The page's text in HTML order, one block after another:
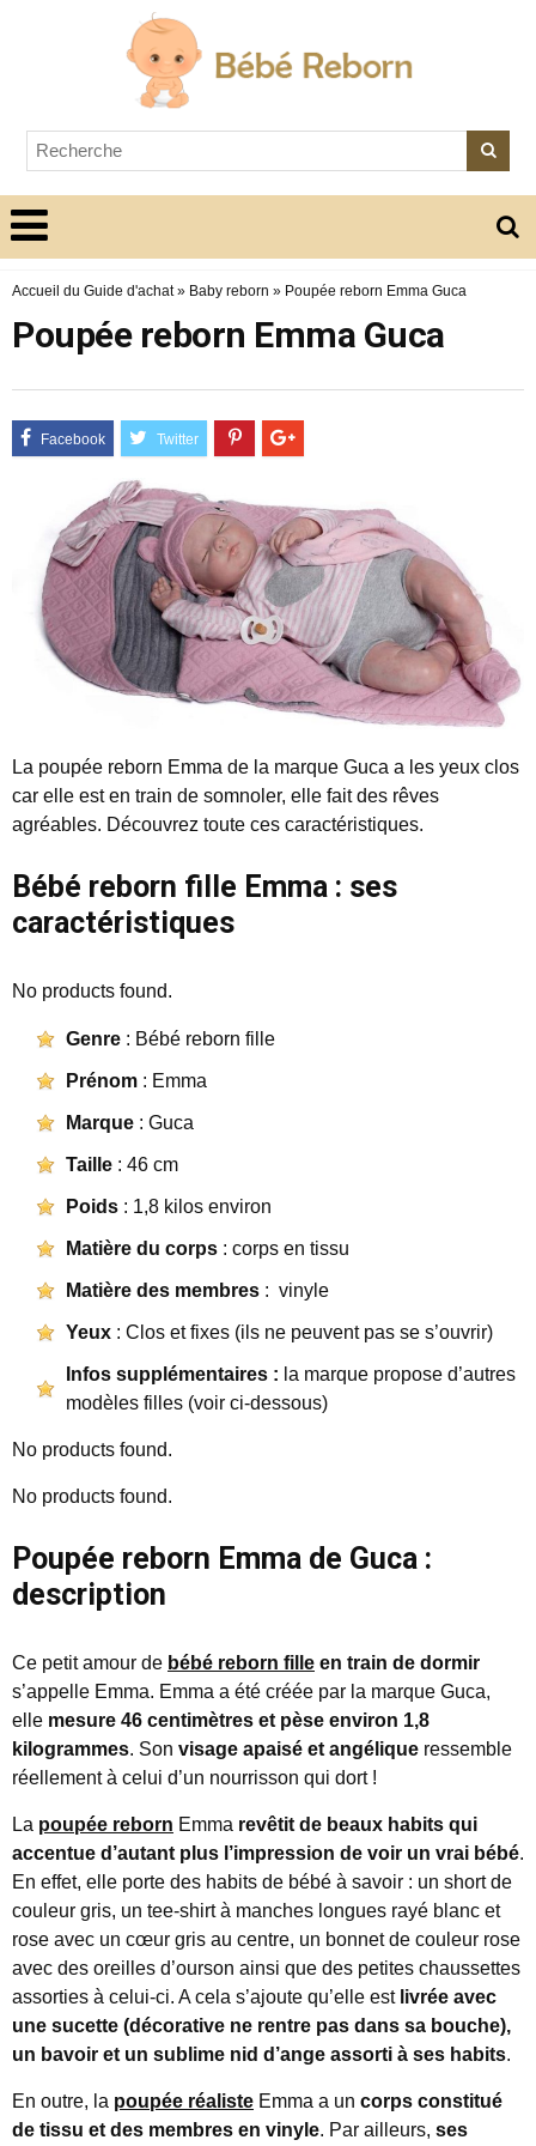
Accueil du Guide d'achat» Baby reborn » Poupée reborn Emma Guca
Poupée reborn Emma Guca
La poupée reborn Emma de la marque Guca a les yeux clos
car elle est en train de somnoler, elle fait des rêves
agréables. Découvrez toute ces caractéristiques.
Bébé reborn fille Emma : ses
caractéristiques
No products found.
Genre : Bébé reborn fille
Prénom : Emma
Marque : Guca
Taille : 46 cm
Poids : 1,8 kilos environ
Matière du corps : corps en tissu
Matière des membres : vinyle
Yeux : Clos et fixes (ils ne peuvent pas se s’ouvrir)
Infos supplémentaires : la marque propose d’autres
modèles filles (voir ci-dessous)
No products found.
No products found.
Poupée reborn Emma de Guca :
description
Ce petit amour de bébé reborn fille en train de dormir
s’appelle Emma. Emma a été créée par la marque Guca,
elle mesure 46 centimètres et pèse environ 1,8
kilogrammes. Son visage apaisé et angélique ressemble
réellement à celui d’un nourrisson qui dort !
La poupée reborn Emma revêtit de beaux habits qui
accentue d’autant plus l’impression de voir un vrai bébé.
En effet, elle porte des habits de bébé à savoir : un short de
couleur gris, un tee-shirt à manches longues rayé blanc et
rose avec un cœur gris au centre, un bonnet de couleur rose
avec des oreilles d’ourson ainsi que des petites chaussettes
assorties à celui-ci. A cela s’ajoute qu’elle est livrée avec
une sucette (décorative ne rentre pas dans sa bouche),
un bavoir et un sublime nid d’ange assorti à ses habits.
En outre, la poupée réaliste Emma a un corps constitué
de tissu et des membres en vinyle. Par ailleurs, ses